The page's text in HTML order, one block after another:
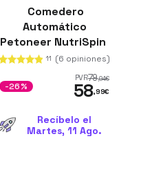
Comedero
Automático
Petoneer NutriSpin
11 (6 opiniones)
PVR79,94€
58,99€
-26%
Recíbelo el
Martes, 11 Ago.